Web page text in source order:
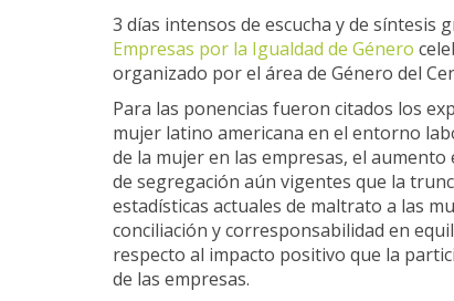
3 días intensos de escucha y de síntesis
Empresas por la Igualdad de Género
organizado por el área de Género del
Para las ponencias fueron citados los
mujer latino americana en el entorno
de la mujer en las empresas, el
de segregación aún vigentes que la
estadísticas actuales de maltrato a las
conciliación y corresponsabilidad en
respecto al impacto positivo que la
de las empresas.